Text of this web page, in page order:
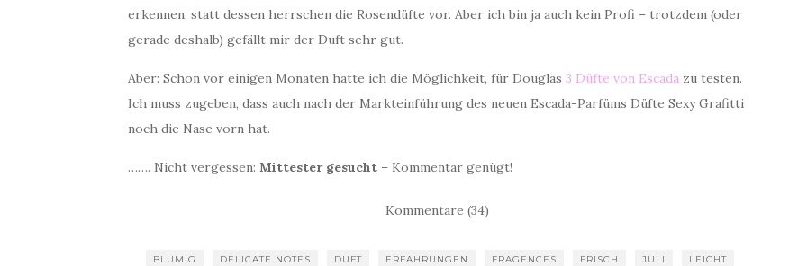
erkennen, statt dessen herrschen die Rosendüfte vor. Aber ich bin ja auch kein Profi – trotzdem (oder
gerade deshalb) gefällt mir der Duft sehr gut.
Aber: Schon vor einigen Monaten hatte ich die Möglichkeit, für Douglas 3 Düfte von Escada zu testen.
Ich muss zugeben, dass auch nach der Markteinführung des neuen Escada-Parfüms Düfte Sexy Grafitti
noch die Nase vorn hat.
……. Nicht vergessen: Mittester gesucht – Kommentar genügt!
Kommentare (34)
BLUMIG DELICATE NOTES DUFT ERFAHRUNGEN FRAGENCES FRISCH JULI LEICHT